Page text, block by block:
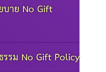
บาย No Gift
รรม No Gift Policy